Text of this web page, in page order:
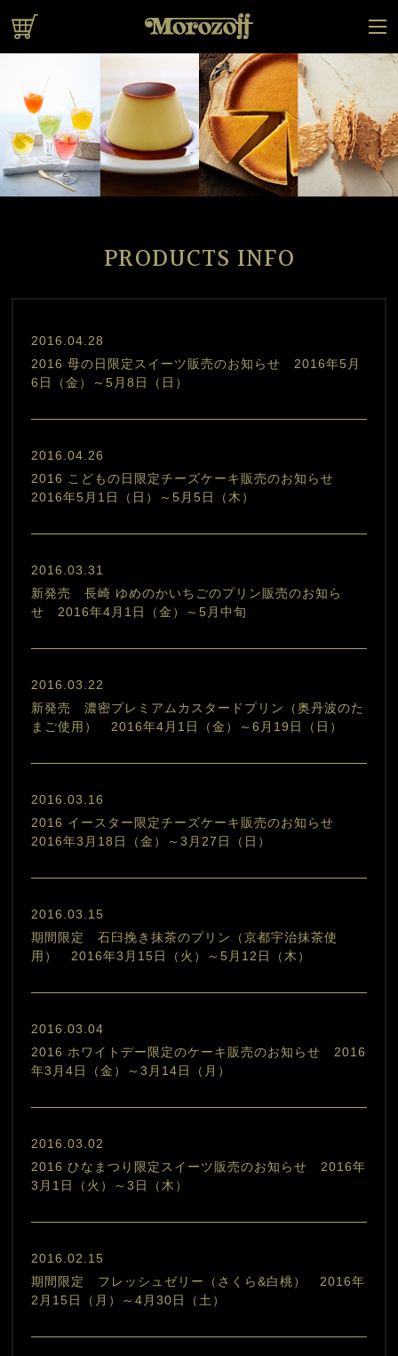
PRODUCTS INFO
2016.04.28
2016 母の日限定スイーツ販売のお知らせ 2016年5月
6日（金）～5月8日（日）
2016.04.26
2016 こどもの日限定チーズケーキ販売のお知らせ
2016年5月1日（日）～5月5日（木）
2016.03.31
新発売 長崎 ゆめのかいちごのプリン販売のお知ら
せ 2016年4月1日（金）～5月中旬
2016.03.22
新発売 濃密プレミアムカスタードプリン（奥丹波のた
まご使用） 2016年4月1日（金）～6月19日（日）
2016.03.16
2016 イースター限定チーズケーキ販売のお知らせ
2016年3月18日（金）～3月27日（日）
2016.03.15
期間限定 石臼挽き抹茶のプリン（京都宇治抹茶使
用） 2016年3月15日（火）～5月12日（木）
2016.03.04
2016 ホワイトデー限定のケーキ販売のお知らせ 2016
年3月4日（金）～3月14日（月）
2016.03.02
2016 ひなまつり限定スイーツ販売のお知らせ 2016年
3月1日（火）～3日（木）
2016.02.15
期間限定 フレッシュゼリー（さくら&白桃） 2016年
2月15日（月）～4月30日（土）